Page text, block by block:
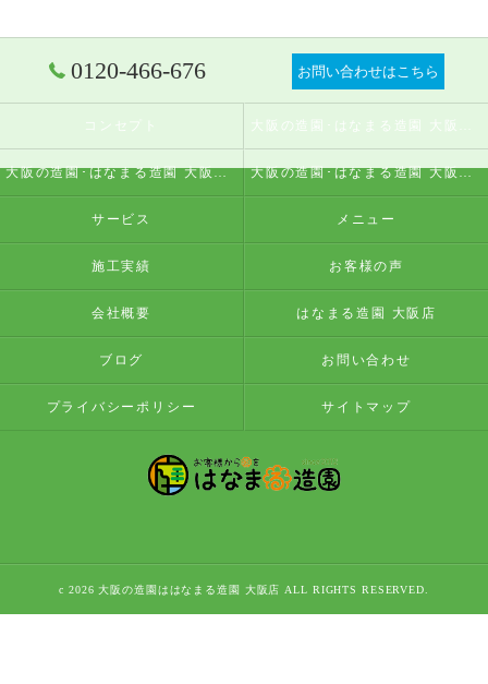
0120-466-676 お問い合わせはこちら
コンセプト
大阪の造園･はなまる造園 大阪店の評判 大阪の造園･はなまる造園 大阪店のお客様の声
サービス メニュー
施工実績 お客様の声
会社概要 はなまる造園 大阪店
ブログ お問い合わせ
プライバシーポリシー サイトマップ
c 2026 大阪の造園ははなまる造園 大阪店 ALL RIGHTS RESERVED.